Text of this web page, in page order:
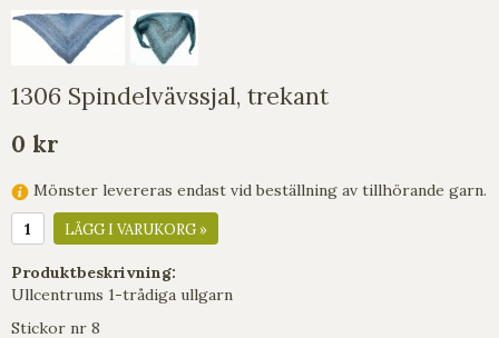
1306 Spindelvävssjal, trekant
0 kr
Mönster levereras endast vid beställning av tillhörande garn.
LÄGG I VARUKORG »
Produktbeskrivning:
Ullcentrums 1-trådiga ullgarn
Stickor nr 8